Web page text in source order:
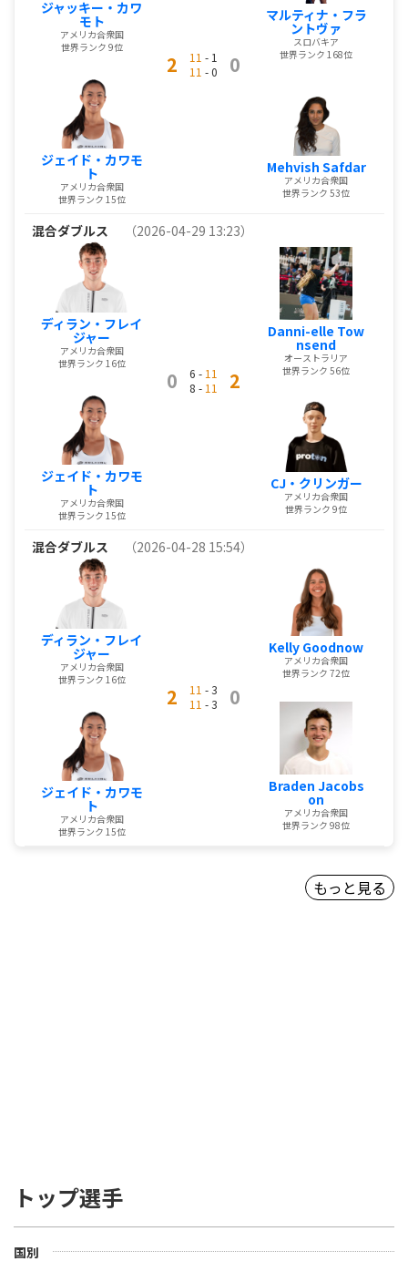
ジャッキー・カワ
モト
アメリカ合衆国
世界ランク 9位
ジェイド・カワモ
ト
アメリカ合衆国
世界ランク 15位
2 11 - 1
11 - 0 0
マルティナ・フラ
ントヴァ
スロバキア
世界ランク 168位
Mehvish Safdar
アメリカ合衆国
世界ランク 53位
混合ダブルス （2026-04-29 13:23）
ディラン・フレイ
ジャー
アメリカ合衆国
世界ランク 16位
ジェイド・カワモ
ト
アメリカ合衆国
世界ランク 15位
0 6 - 11
8 - 11 2
Danni-elle Tow
nsend
オーストラリア
世界ランク 56位
CJ・クリンガー
アメリカ合衆国
世界ランク 9位
混合ダブルス （2026-04-28 15:54）
ディラン・フレイ
ジャー
アメリカ合衆国
世界ランク 16位
ジェイド・カワモ
ト
アメリカ合衆国
世界ランク 15位
2 11 - 3
11 - 3 0
Kelly Goodnow
アメリカ合衆国
世界ランク 72位
Braden Jacobs
on
アメリカ合衆国
世界ランク 98位
もっと見る
トップ選手
国別